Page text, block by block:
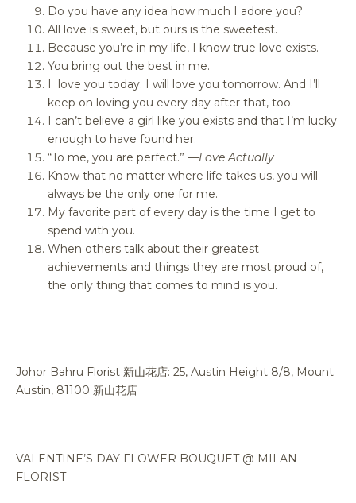
Do you have any idea how much I adore you?
All love is sweet, but ours is the sweetest.
Because you’re in my life, I know true love exists.
You bring out the best in me.
I love you today. I will love you tomorrow. And I’ll
keep on loving you every day after that, too.
I can’t believe a girl like you exists and that I’m lucky
enough to have found her.
“To me, you are perfect.” —Love Actually
Know that no matter where life takes us, you will
always be the only one for me.
My favorite part of every day is the time I get to
spend with you.
When others talk about their greatest
achievements and things they are most proud of,
the only thing that comes to mind is you.
Johor Bahru Florist 新山花店: 25, Austin Height 8/8, Mount
Austin, 81100 新山花店
VALENTINE’S DAY FLOWER BOUQUET @ MILAN
FLORIST